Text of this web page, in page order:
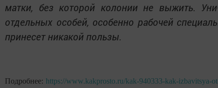
матки, без которой колонии не выжить.
отдельных особей, особенно рабочей
принесет никакой пользы.
Подробнее: https://www.kakprosto.ru/kak-940333-kak-izbavitsya-